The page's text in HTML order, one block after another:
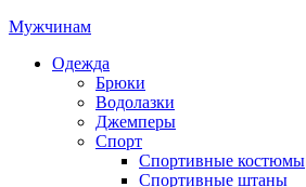
Мужчинам
Одежда
Брюки
Водолазки
Джемперы
Спорт
Спортивные костюмы
Спортивные штаны